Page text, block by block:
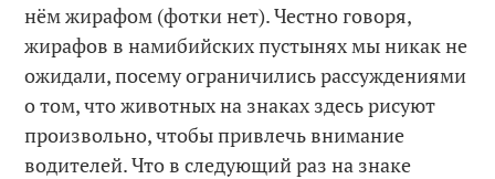
нём жирафом (фотки нет). Честно говоря,
жирафов в намибийских пустынях мы никак не
ожидали, посему ограничились рассуждениями
о том, что животных на знаках здесь рисуют
произвольно, чтобы привлечь внимание
водителей. Что в следующий раз на знаке